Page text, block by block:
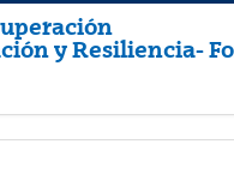
y Resiliencia-